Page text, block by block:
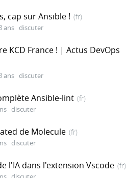
cap sur Ansible ! (fr)
ans discuter
KCD France ! | Actus DevOps
ans discuter
Ansible-lint (fr)
discuter
de Molecule (fr)
discuter
l'IA dans l'extension Vscode (fr)